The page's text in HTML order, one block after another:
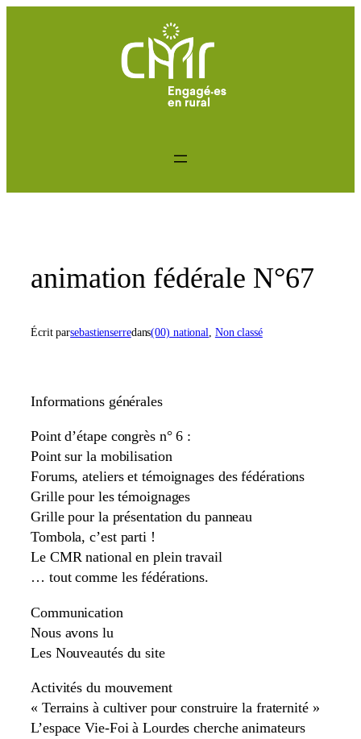
animation fédérale N°67
Écrit parsebastienserredans(00) national, Non classé
Informations générales
Point d’étape congrès n° 6 :
Point sur la mobilisation
Forums, ateliers et témoignages des fédérations
Grille pour les témoignages
Grille pour la présentation du panneau
Tombola, c’est parti !
Le CMR national en plein travail
… tout comme les fédérations.
Communication
Nous avons lu
Les Nouveautés du site
Activités du mouvement
« Terrains à cultiver pour construire la fraternité »
L’espace Vie-Foi à Lourdes cherche animateurs